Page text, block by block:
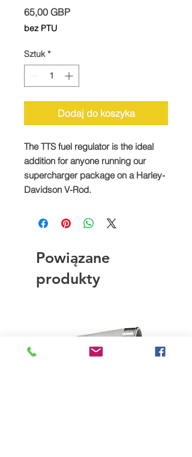
65,00 GBPCena
bez PTU
Sztuk *
Dodaj do koszyka
The TTS fuel regulator is the ideal
addition for anyone running our
supercharger package on a Harley-
Davidson V-Rod.
Powiązane
produkty